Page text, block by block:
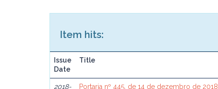
Item hits:
Issue
Date
Title
2018- Portaria nº 445, de 14 de dezembro de 2018